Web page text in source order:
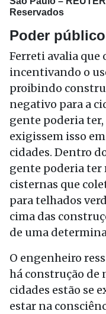
Reservados
Poder público
Ferreti avalia que
incentivando o
proibindo
negativo para a
gente poderia
exigissem isso
cidades. Dentro
gente poderia ter
cisternas que
para telhados
cima das
de uma
O engenheiro
há construção de
cidades estão se
estar na